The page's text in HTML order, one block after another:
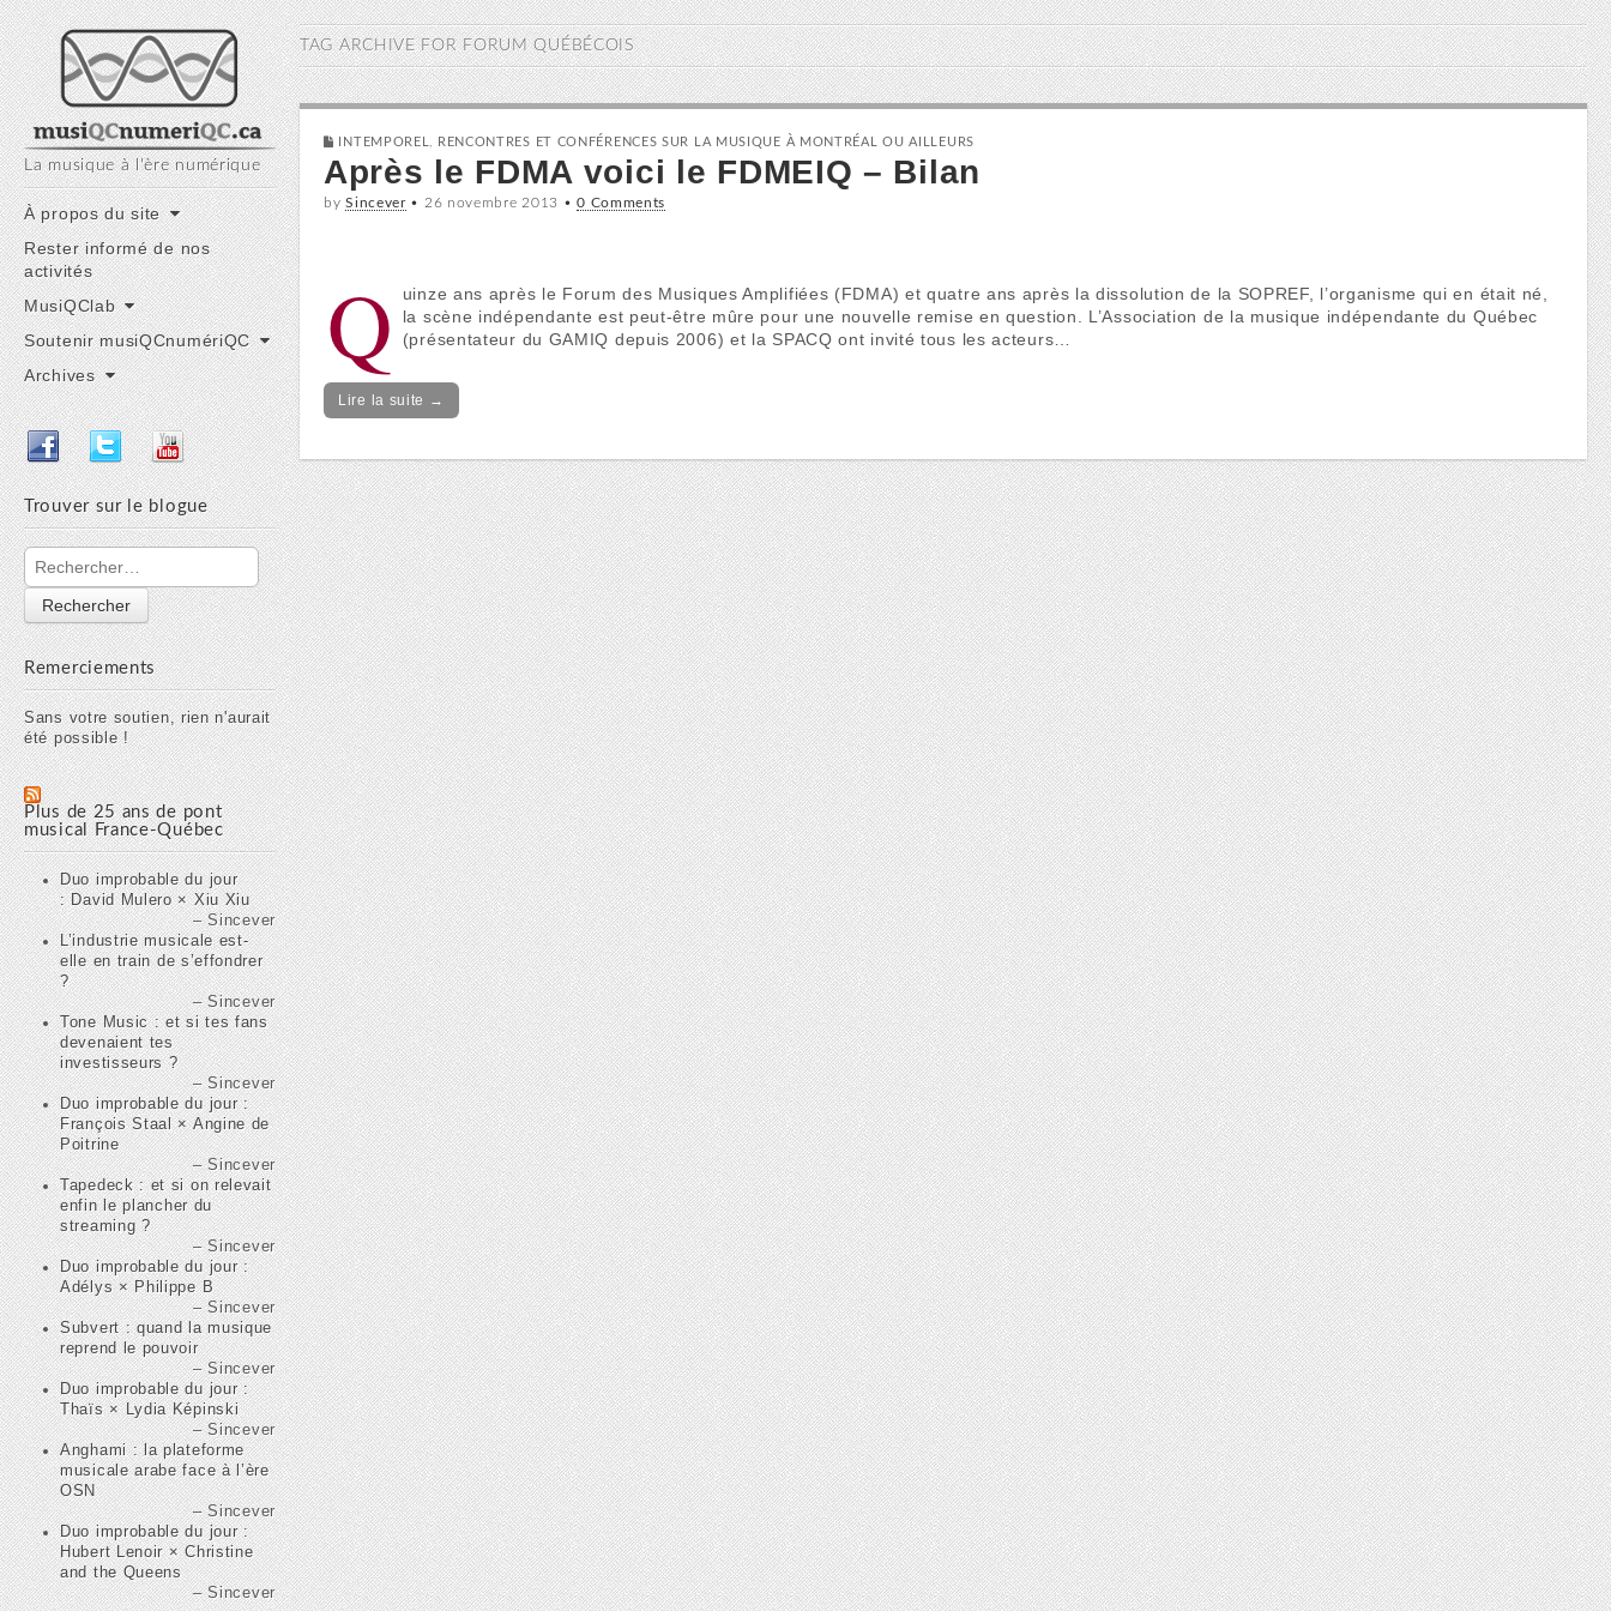
musiQC numériQC
La musique à l'ère numérique
Main
menu
Skip
to
content
À propos du site
Rester informé de nos
activités
MusiQClab
Soutenir musiQCnumériQC
Archives
Trouver sur le blogue
Rechercher :
Remerciements
Sans votre soutien, rien n'aurait
été possible !
Plus de 25 ans de pont
musical France-Québec
Duo improbable du jour
: David Mulero × Xiu Xiu
Sincever
L’industrie musicale est-
elle en train de s’effondrer
?
Sincever
Tone Music : et si tes fans
devenaient tes
investisseurs ?
Sincever
Duo improbable du jour :
François Staal × Angine de
Poitrine
Sincever
Tapedeck : et si on relevait
enfin le plancher du
streaming ?
Sincever
Duo improbable du jour :
Adélys × Philippe B
Sincever
Subvert : quand la musique
reprend le pouvoir
Sincever
Duo improbable du jour :
Thaïs × Lydia Képinski
Sincever
Anghami : la plateforme
musicale arabe face à l’ère
OSN
Sincever
Duo improbable du jour :
Hubert Lenoir × Christine
and the Queens
Sincever
TAG ARCHIVE FORFORUM QUÉBÉCOIS
INTEMPOREL RENCONTRES ET CONFÉRENCES SUR LA MUSIQUE À MONTRÉAL OU AILLEURS
Après le FDMA voici le FDMEIQ – Bilan
bySincever• 26 novembre 2013 •0 Comments
Q
uinze ans après le Forum des Musiques Amplifiées (FDMA) et quatre ans après la dissolution de la SOPREF, l’organisme qui en était né,
la scène indépendante est peut-être mûre pour une nouvelle remise en question. L’Association de la musique indépendante du Québec
(présentateur du GAMIQ depuis 2006) et la SPACQ ont invité tous les acteurs…
Lire la suite →